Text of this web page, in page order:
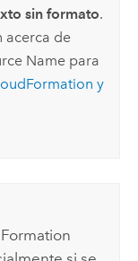
sin formato.
acerca de
Name para
y